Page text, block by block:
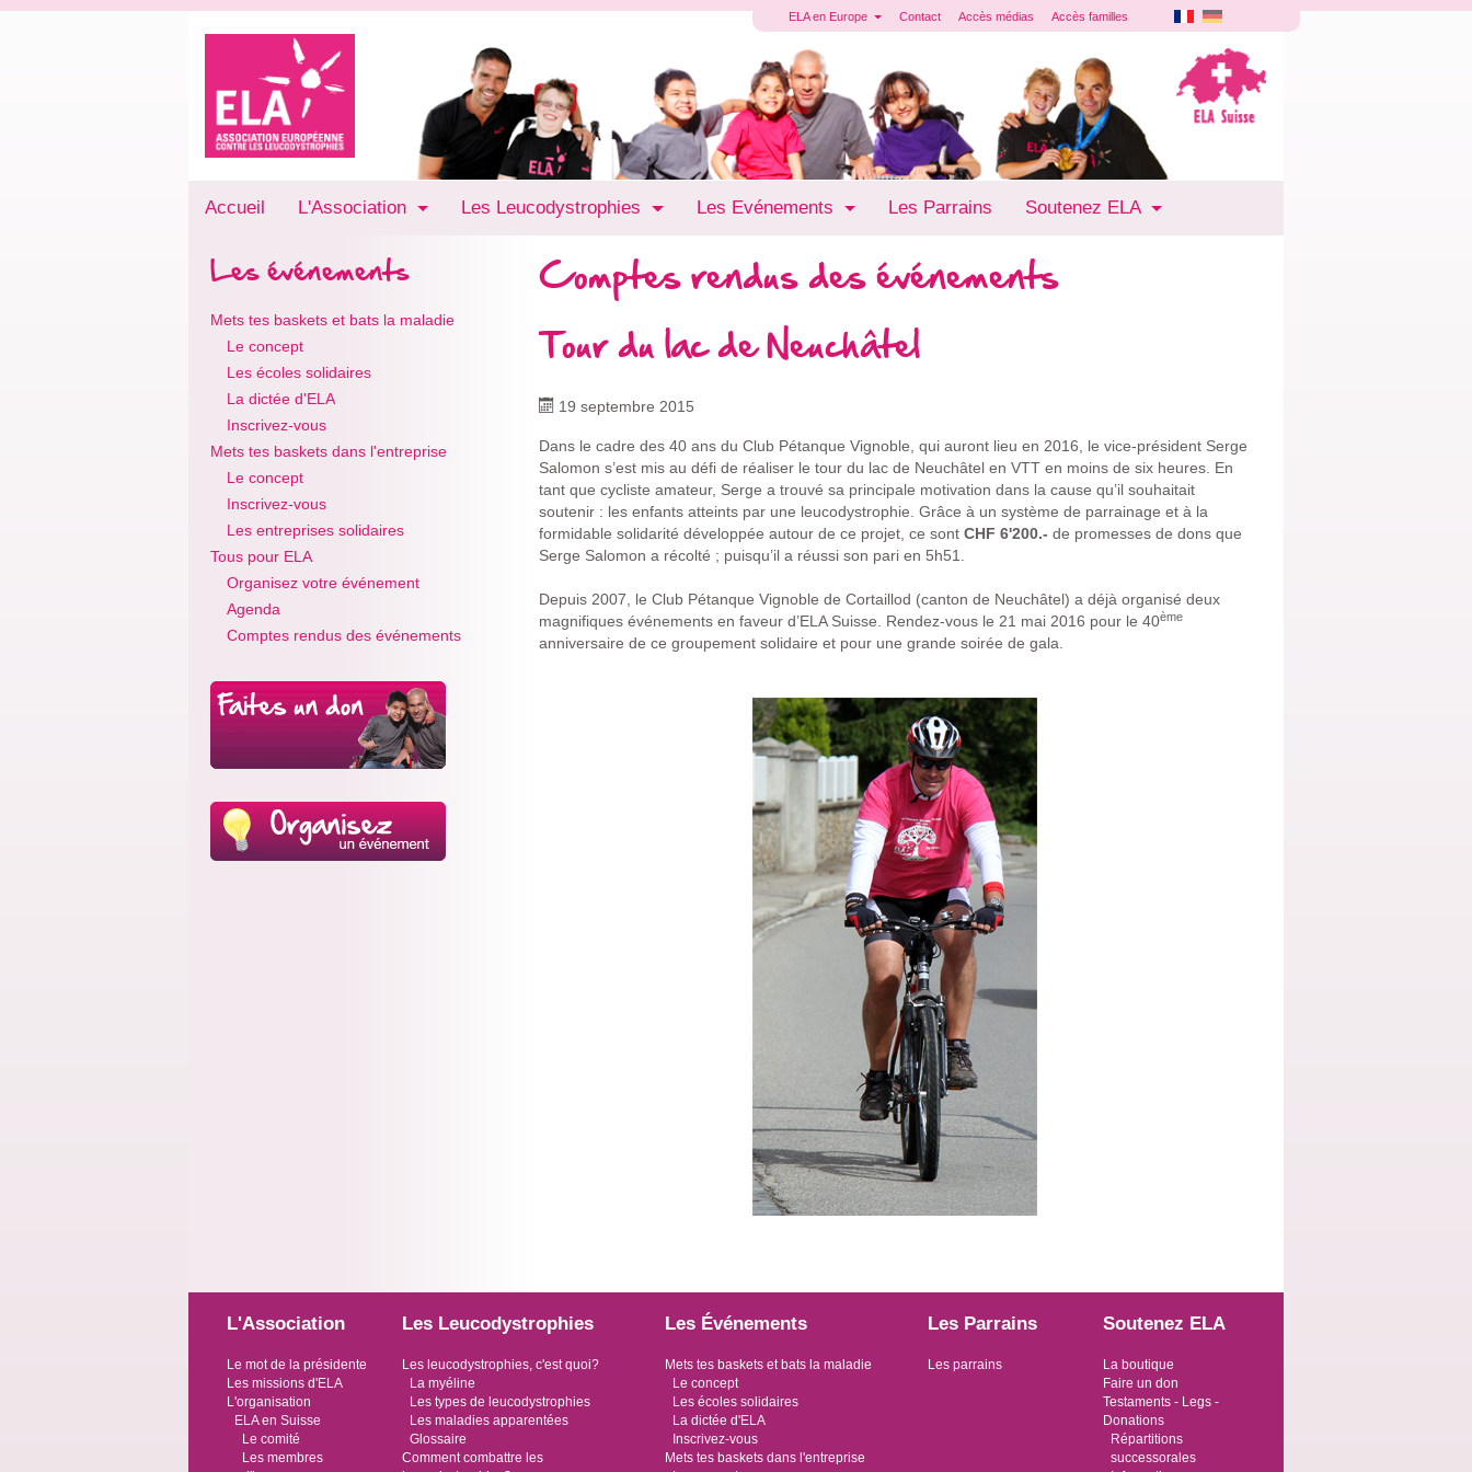
ELA en Europe Contact Accès médias Accès familles
Accueil L'Association Les Leucodystrophies Les Evénements Les Parrains Soutenez ELA
Les événements
Mets tes baskets et bats la maladie
Le concept
Les écoles solidaires
La dictée d'ELA
Inscrivez-vous
Mets tes baskets dans l'entreprise
Le concept
Inscrivez-vous
Les entreprises solidaires
Tous pour ELA
Organisez votre événement
Agenda
Comptes rendus des événements
Comptes rendus des événements
Tour du lac de Neuchâtel
19 septembre 2015
Dans le cadre des 40 ans du Club Pétanque Vignoble, qui auront lieu en 2016, le vice-président Serge
Salomon s’est mis au défi de réaliser le tour du lac de Neuchâtel en VTT en moins de six heures. En
tant que cycliste amateur, Serge a trouvé sa principale motivation dans la cause qu’il souhaitait
soutenir : les enfants atteints par une leucodystrophie. Grâce à un système de parrainage et à la
formidable solidarité développée autour de ce projet, ce sontCHF 6'200.- de promesses de dons que
Serge Salomon a récolté ; puisqu’il a réussi son pari en 5h51.
Depuis 2007, le Club Pétanque Vignoble de Cortaillod (canton de Neuchâtel) a déjà organisé deux
magnifiques événements en faveur d’ELA Suisse. Rendez-vous le 21 mai 2016 pour le 40ème
anniversaire de ce groupement solidaire et pour une grande soirée de gala.
L'Association
Le mot de la présidente
Les missions d'ELA
L'organisation
ELA en Suisse
Le comité
Les membres
Les Leucodystrophies
Les leucodystrophies, c'est quoi?
La myéline
Les types de leucodystrophies
Les maladies apparentées
Glossaire
Comment combattre les
Les Événements
Mets tes baskets et bats la maladie
Le concept
Les écoles solidaires
La dictée d'ELA
Inscrivez-vous
Mets tes baskets dans l'entreprise
Les Parrains
Les parrains
Soutenez ELA
La boutique
Faire un don
Testaments - Legs -
Donations
Répartitions
successorales